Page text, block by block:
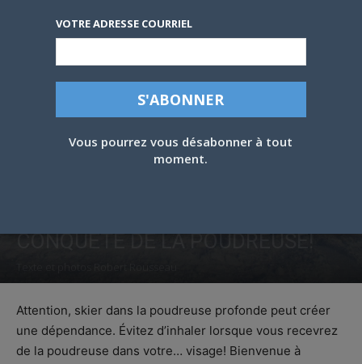
CONQUÊTE DE LA POUDREUSE!
Attention, skier dans la poudreuse profonde peut créer
une dépendance. Évitez d’inhaler lorsque vous recevrez
de la poudreuse dans votre… visage! Bienvenue à
VOTRE ADRESSE COURRIEL
Vous pourrez vous désabonner à tout
moment.